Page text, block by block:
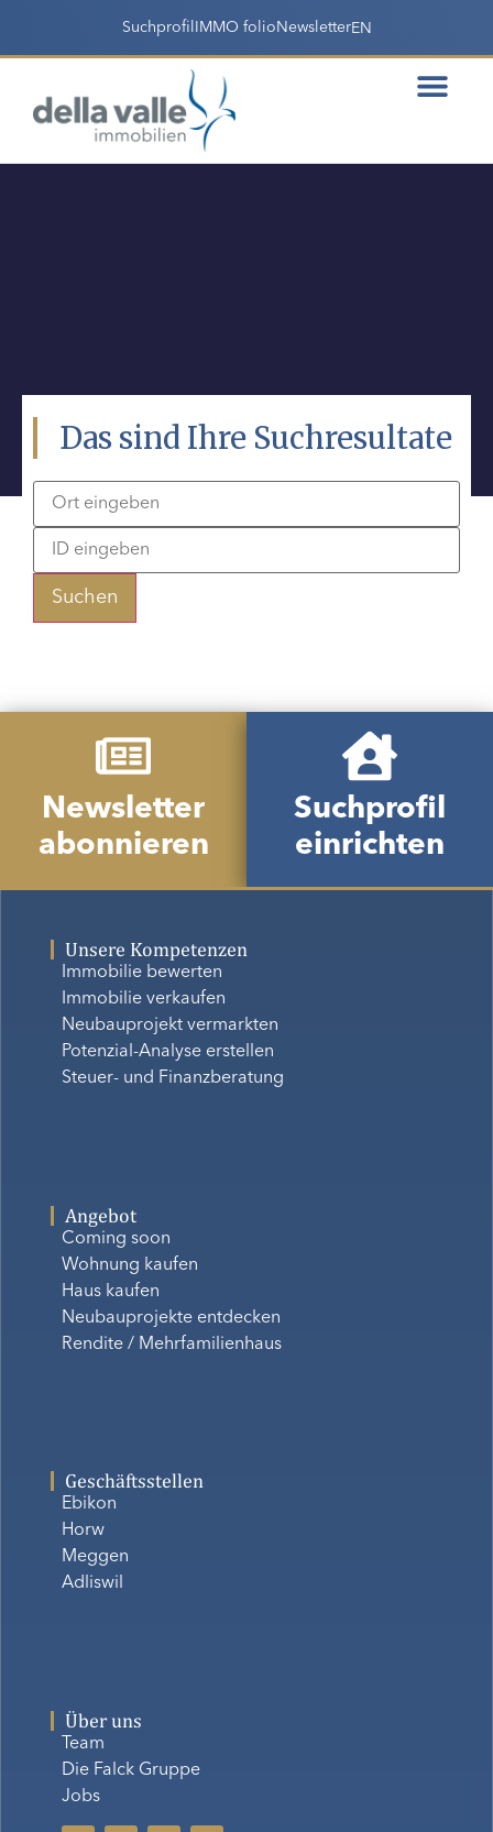
Suchprofil IMMO folio NewsletterEN
Das sind Ihre Suchresultate
Suchen
Newsletter
abonnieren
Suchprofil
einrichten
Unsere Kompetenzen
Immobilie bewerten
Immobilie verkaufen
Neubauprojekt vermarkten
Potenzial-Analyse erstellen
Steuer- und Finanzberatung
Angebot
Coming soon
Wohnung kaufen
Haus kaufen
Neubauprojekte entdecken
Rendite / Mehrfamilienhaus
Geschäftsstellen
Ebikon
Horw
Meggen
Adliswil
Über uns
Team
Die Falck Gruppe
Jobs